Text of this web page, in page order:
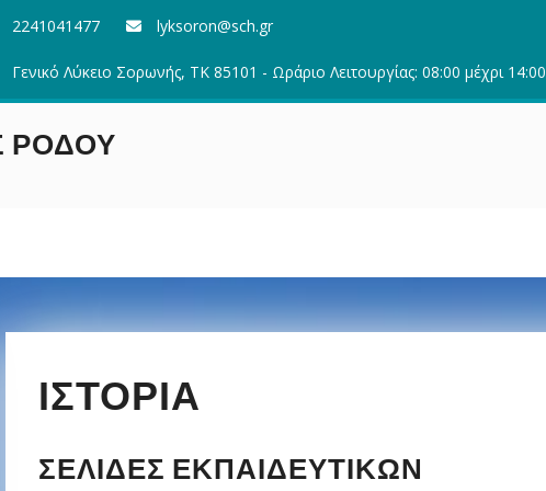
2241041477 lyksoron@sch.gr
Γενικό Λύκειο Σορωνής, ΤΚ 85101 - Ωράριο Λειτουργίας: 08:00 μέχρι 14:00
ΡΟΔΟΥ
ΙΣΤΟΡΊΑ
ΣΕΛΊΔΕΣ ΕΚΠΑΙΔΕΥΤΙΚΏΝ